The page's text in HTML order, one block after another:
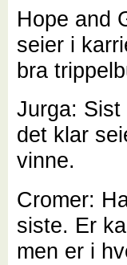
Hope and
seier i
bra
Jurga: Sist
det klar
vinne.
Cromer:
siste. Er
men er i